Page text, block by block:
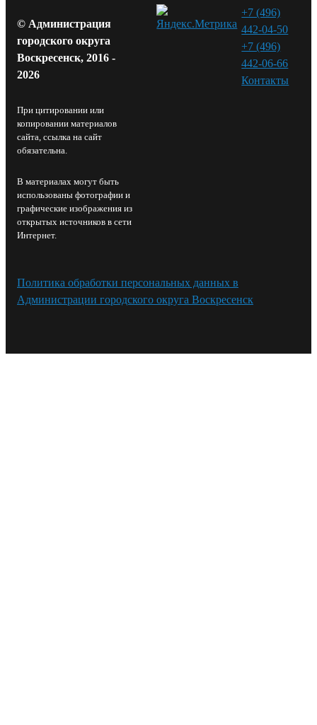
© Администрация
городского округа
Воскресенск, 2016 -
2026
При цитировании или
копировании материалов
сайта, ссылка на сайт
обязательна.
В материалах могут быть
использованы фотографии и
графические изображения из
открытых источников в сети
Интернет.
+7 (496)
442-04-50
+7 (496)
442-06-66
Контакты⁠
Политика обработки персональных данных в
Администрации городского округа Воскресенск